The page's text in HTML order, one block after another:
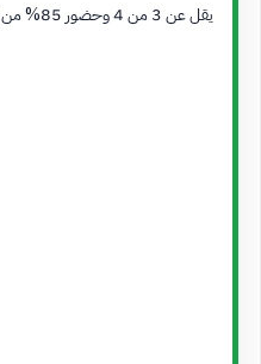
يقل عن 3 من 4 وحضور 85% من المحاضرات.